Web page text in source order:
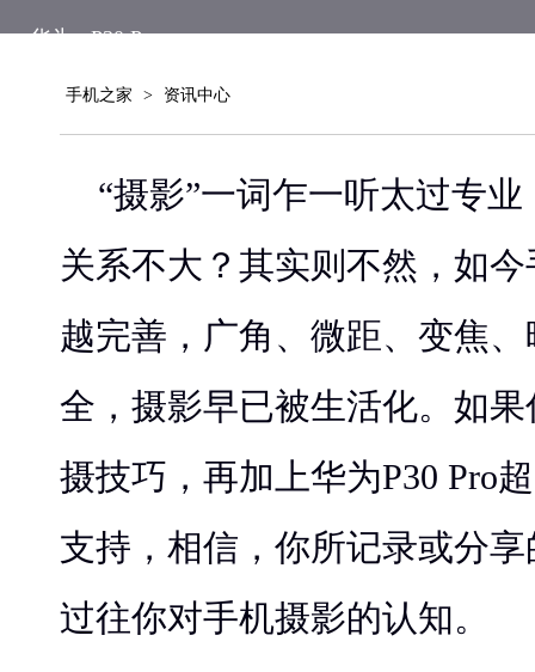
华为 P30 Pro
手机之家 > 资讯中心
“摄影”一词乍一听太过专
关系不大？其实则不然，如
越完善，广角、微距、变焦
全，摄影早已被生活化。如
摄技巧，再加上华为P30 Pro
支持，相信，你所记录或分
过往你对手机摄影的认知。